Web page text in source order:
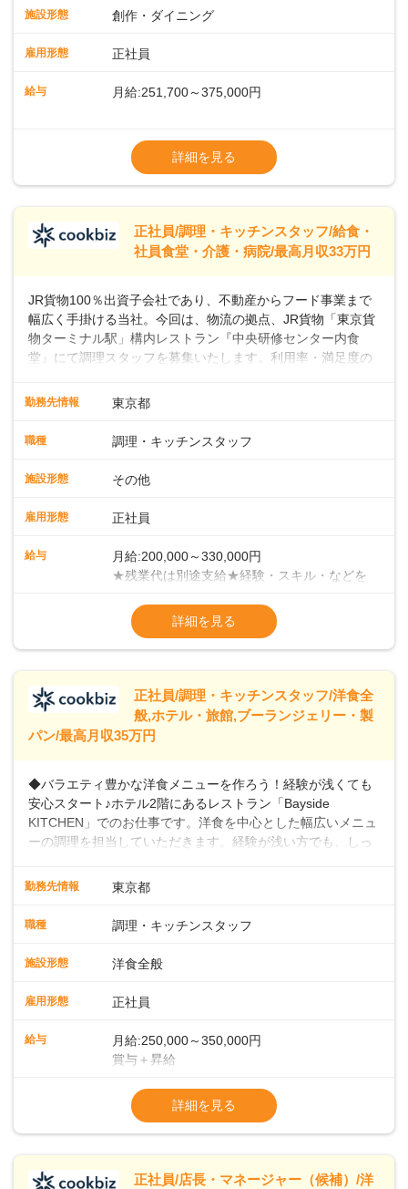
で4880万人がプレイしていると言われ、特にビジネスリーダ
らず、テニスコートがピックルボールコートに改装されるな
たちと一緒に、新しいスタートを切りませんか？あなたのご
施設形態 創作・ダイニング
雇用形態 正社員
給与 月給:251,700～375,000円
▼給与改定（年1回)
▼決算賞与（年1回)
【手当】
▼残業手当（固定残業見合手当43,613円～／
▼深夜勤務手当（22:00〜25%UP）
▼交通費支給（上限月10万円)
詳細を見る
正社員/調理・キッチンスタッフ/給食・
社員食堂・介護・病院/最高月収33万円
JR貨物100％出資子会社であり、不動産からフード事業まで
幅広く手掛ける当社。今回は、物流の拠点、JR貨物「東京貨
物ターミナル駅」構内レストラン『中央研修センター内食
堂』にて調理スタッフを募集いたします。利用率・満足度の
う！＜まずは調理スタッフとして＞入社後、あなたには調理
ます。まずは当店の仕事の流れ・お店のルールを把握してく
す。 ■チームワークがカギ！当店での調理方法は、給食等の
ようにチームで一度に大人数分の調理を手がけていく集団調
理です。メイン・副菜担当、揚げ物担当、ご飯担当、盛り付
＜徐々にマネジメントも学んでください＞業務に慣れてきた
ら、徐々にマネジメント業務をお任せしていきます。パート
ることになりますので、お店を作っていく面白さを味わえま
すよ！＜将来はキャリアアップも＞まずは、1年間での一人立
も可能です。
勤務先情報 東京都
職種 調理・キッチンスタッフ
施設形態 その他
雇用形態 正社員
給与
月給:200,000～330,000円
★残業代は別途支給★経験・スキル・などを
（2023年度実績：3.8ヶ月分支給）★昇給年
1回（55歳まで）＜年収例＞年収380万円／
入社5年／40歳年収400万円／入社3年／48歳
年収460万円／入社7年／51歳
※試用期間3ヶ月あり（給与・待遇変動な
詳細を見る
正社員/調理・キッチンスタッフ/洋食全
般,ホテル・旅館,ブーランジェリー・製
パン/最高月収35万円
◆バラエティ豊かな洋食メニューを作ろう！経験が浅くても
安心スタート♪ホテル2階にあるレストラン「Bayside
KITCHEN」でのお仕事です。洋食を中心とした幅広いメニュ
ーの調理を担当していただきます。経験が浅い方でも、しっ
トできます。経験者は、これまでのスキルを活かして即戦力
うな流れ作業ではなく、一人ひとりが責任を持って料理に取
できます。また、20代・30代の若手や中堅スタッフにどんど
大きな特徴です。 ◆ライブキッチンでお客様を魅了！メニュ
ンを極めたベテラン。朝食・ランチの時間帯に、自家製の焼
きたてパンをメインとしたビュッフェスタイルでお客様をお
あり、お客様との距離が近い臨場感あふれる環境で、調理だ
けでなく演出スキルも身につけられます。さらに、将来的に
ァンを一緒に増やしていきましょう！
勤務先情報 東京都
職種 調理・キッチンスタッフ
施設形態 洋食全般
雇用形態 正社員
給与
月給:250,000～350,000円
賞与＋昇給
※試用期間 3ヶ月間あり（待遇変動なし）
※固定残業代15時間25,000円～を含む、超
詳細を見る
正社員/店長・マネージャー（候補）/洋